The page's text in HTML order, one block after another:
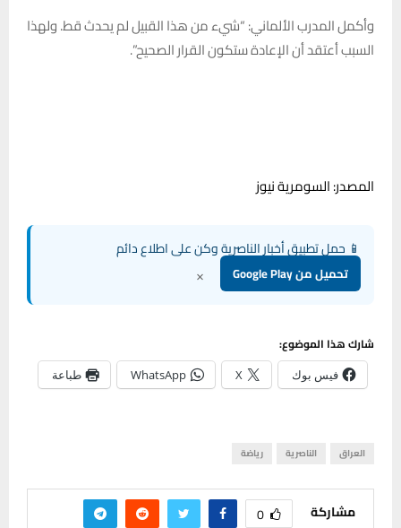
وأكمل المدرب الألماني: “شيء من هذا القبيل لم يحدث قط. ولهذا
السبب أعتقد أن الإعادة ستكون القرار الصحيح”.
المصدر: السومرية نيوز
📱 حمل تطبيق أخبار الناصرية وكن على اطلاع دائم
تحميل من Google Play ×
شارك هذا الموضوع:
فيس بوك X
WhatsApp طباعة
العراق الناصرية رياضة
مشاركة 0